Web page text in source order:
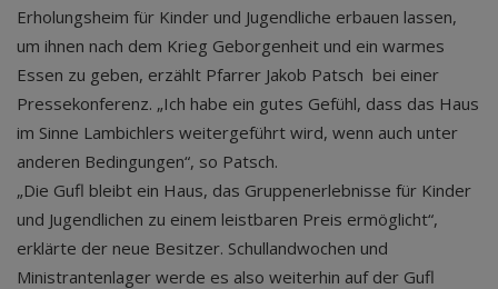
Erholungsheim für Kinder und Jugendliche erbauen lassen,
um ihnen nach dem Krieg Geborgenheit und ein warmes
Essen zu geben, erzählt Pfarrer Jakob Patsch bei einer
Pressekonferenz. „Ich habe ein gutes Gefühl, dass das Haus
im Sinne Lambichlers weitergeführt wird, wenn auch unter
anderen Bedingungen“, so Patsch.
„Die Gufl bleibt ein Haus, das Gruppenerlebnisse für Kinder
und Jugendlichen zu einem leistbaren Preis ermöglicht“,
erklärte der neue Besitzer. Schullandwochen und
Ministrantenlager werde es also weiterhin auf der Gufl